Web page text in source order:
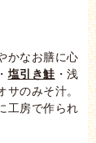
かなお膳に心
塩引き鮭 ・浅
サのみそ汁。
工房で作られ